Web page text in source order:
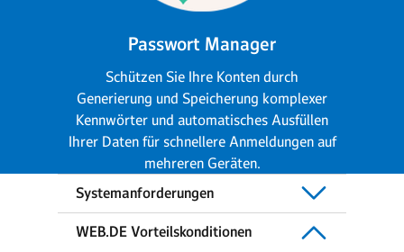
Passwort Manager
Schützen Sie Ihre Konten durch
Generierung und Speicherung komplexer
Kennwörter und automatisches Ausfüllen
Ihrer Daten für schnellere Anmeldungen auf
mehreren Geräten.
Systemanforderungen
WEB.DE Vorteilskonditionen